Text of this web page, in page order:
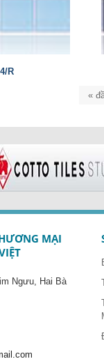
R
«
MẠI
Ngưu, Hai Bà